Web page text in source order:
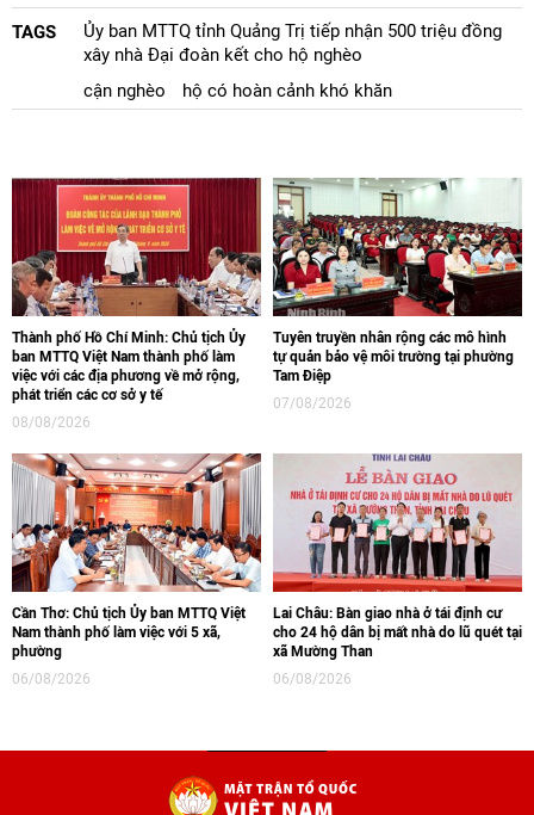
TAGS
Ủy ban MTTQ tỉnh Quảng Trị tiếp nhận 500 triệu đồng
xây nhà Đại đoàn kết cho hộ nghèo
cận nghèo
hộ có hoàn cảnh khó khăn
Thành phố Hồ Chí Minh: Chủ tịch Ủy
ban MTTQ Việt Nam thành phố làm
việc với các địa phương về mở rộng,
phát triển các cơ sở y tế
08/08/2026
Tuyên truyền nhân rộng các mô hình
tự quản bảo vệ môi trường tại phường
Tam Điệp
07/08/2026
Cần Thơ: Chủ tịch Ủy ban MTTQ Việt
Nam thành phố làm việc với 5 xã,
phường
06/08/2026
Lai Châu: Bàn giao nhà ở tái định cư
cho 24 hộ dân bị mất nhà do lũ quét tại
xã Mường Than
06/08/2026